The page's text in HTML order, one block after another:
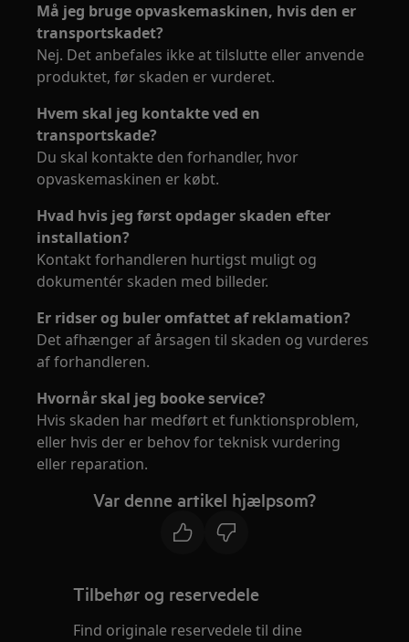
Må jeg bruge opvaskemaskinen, hvis den er
transportskadet?
Nej. Det anbefales ikke at tilslutte eller anvende
produktet, før skaden er vurderet.
Hvem skal jeg kontakte ved en
transportskade?
Du skal kontakte den forhandler, hvor
opvaskemaskinen er købt.
Hvad hvis jeg først opdager skaden efter
installation?
Kontakt forhandleren hurtigst muligt og
dokumentér skaden med billeder.
Er ridser og buler omfattet af reklamation?
Det afhænger af årsagen til skaden og vurderes
af forhandleren.
Hvornår skal jeg booke service?
Hvis skaden har medført et funktionsproblem,
eller hvis der er behov for teknisk vurdering
eller reparation.
Var denne artikel hjælpsom?
Tilbehør og reservedele
Find originale reservedele til dine